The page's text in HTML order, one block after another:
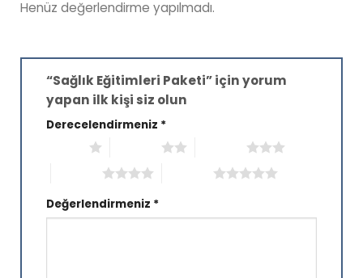
Henüz değerlendirme yapılmadı.
“Sağlık Eğitimleri Paketi” için yorum
yapan ilk kişi siz olun
Derecelendirmeniz *
Değerlendirmeniz *